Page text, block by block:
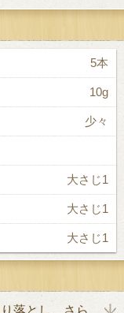
5本
10g
少々
大さじ1
大さじ1
大さじ1
落とし、さら